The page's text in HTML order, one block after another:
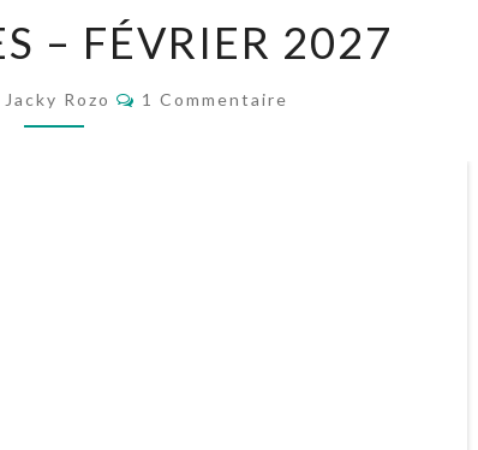
INDES
– FÉVRIER 2027
Jacky Rozo Commentaires
1 Commentaire